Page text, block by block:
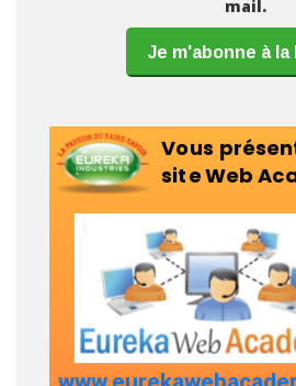
mail.
Je m'abonne à